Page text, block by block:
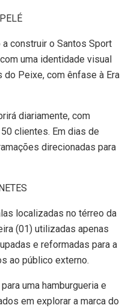
construir o Santos Sport
uma identidade visual
Peixe, com ênfase à Era
diariamente, com
clientes. Em dias de
direcionadas para
localizadas no térreo da
(01) utilizadas apenas
e reformadas para a
ao público externo.
uma hamburgueria e
em explorar a marca do